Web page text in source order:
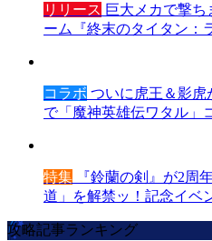
リリース 巨大メカで撃
ーム『終末のタイタン：
コラボ ついに虎王＆影虎
で「魔神英雄伝ワタル」
特集 『鈴蘭の剣』が2周
道」を解禁ッ！記念イベ
攻略記事ランキング